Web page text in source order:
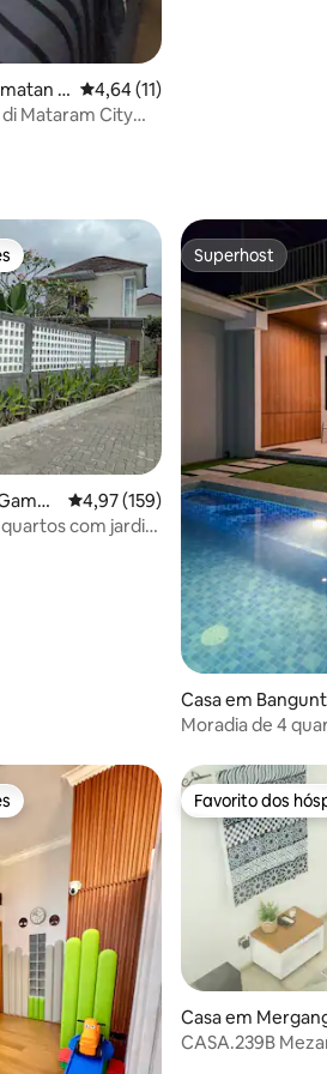
Sl Classificação média de 4,64
4,64 (11)
Mataram City
Classificação média de 4,97 em
4,97 (159)
com jardim
Superhost
Superhost
Casa em
Moradia de 4
Favorito dos
Favorito dos
Casa em
CASA.239B